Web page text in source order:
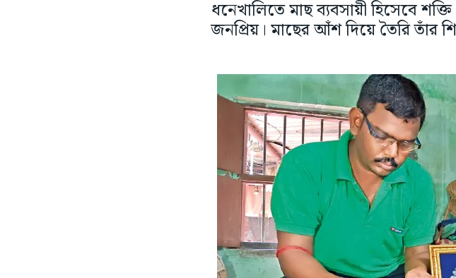
ধনেখালিতে মাছ ব্যবসায়ী হিসেবে
জনপ্রিয়। মাছের আঁশ দিয়ে তৈরি তাঁর